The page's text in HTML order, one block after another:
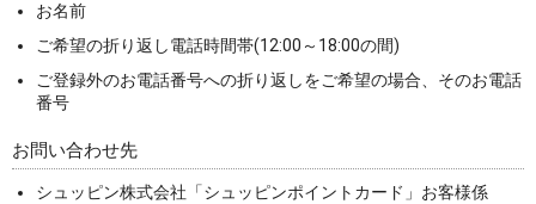
お名前
ご希望の折り返し電話時間帯(12:00～18:00の間)
ご登録外のお電話番号への折り返しをご希望の場合、そのお電話
番号
お問い合わせ先
シュッピン株式会社「シュッピンポイントカード」お客様係